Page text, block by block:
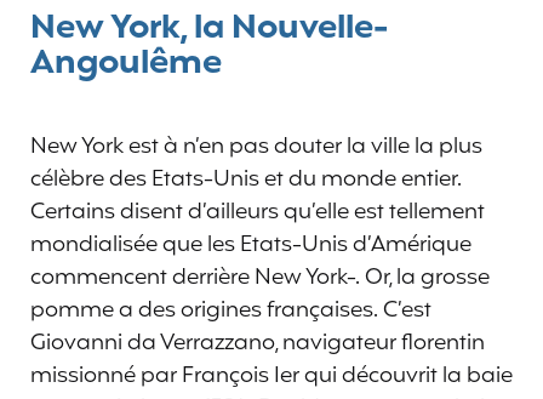
New York, la Nouvelle-
Angoulême
New York est à n’en pas douter la ville la plus
célèbre des Etats-Unis et du monde entier.
Certains disent d’ailleurs qu’elle est tellement
mondialisée que les Etats-Unis d’Amérique
commencent derrière New York-. Or, la grosse
pomme a des origines françaises. C’est
Giovanni da Verrazzano, navigateur florentin
missionné par François Ier qui découvrit la baie